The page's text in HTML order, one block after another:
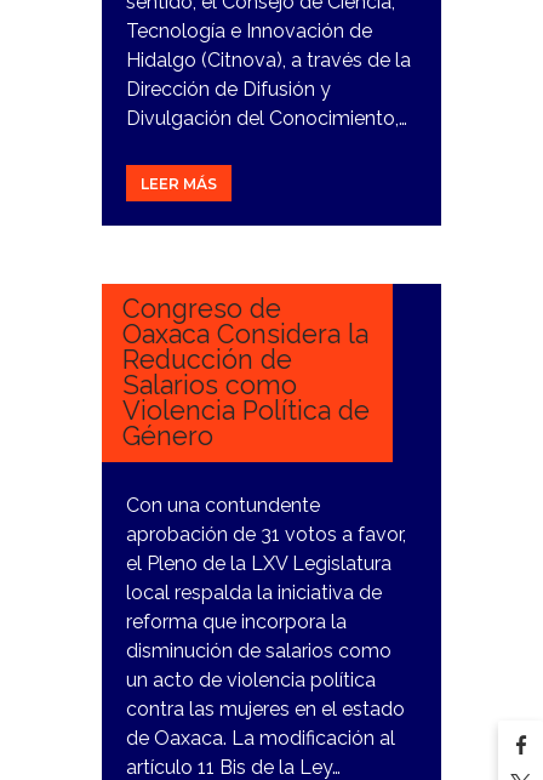
Tecnología e Innovación de
Hidalgo (Citnova), a través de la
Dirección de Difusión y
Divulgación del Conocimiento,…
LEER MÁS
22
Congreso de
Oaxaca Considera la
Reducción de
Salarios como
Violencia Política de
Género
Con una contundente
aprobación de 31 votos a favor,
el Pleno de la LXV Legislatura
local respalda la iniciativa de
reforma que incorpora la
disminución de salarios como
un acto de violencia política
contra las mujeres en el estado
de Oaxaca. La modificación al
artículo 11 Bis de la Ley…